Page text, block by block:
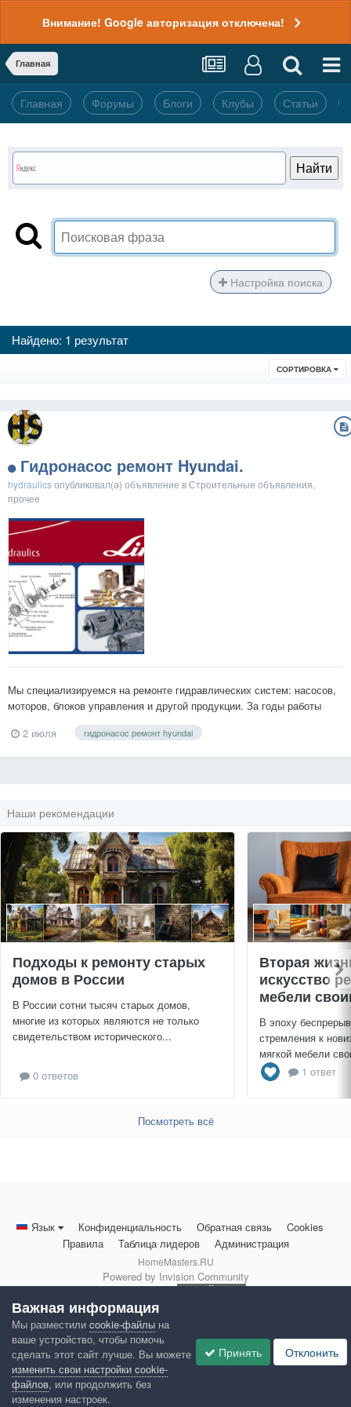
Внимание! Google авторизация отключена!
Главная
Главная Форумы Блоги Клубы Статьи
Настройка поиска
Найдено: 1 результат
СОРТИРОВКА
Гидронасос ремонт Hyundai.
hydraulicsопубликовал(а) объявление вСтроительные объявления,
прочее
Мы специализируемся на ремонте гидравлических систем: насосов,
моторов, блоков управления и другой продукции. За годы работы
освоена большая часть ассортимента ведущих производителей:
Linde, Terex, Caterpillar (Cat), Sauer-Danfoss, Fuchs, JCB, KPM,
2 июля гидронасос ремонт hyundai
Наши рекомендации
Подходы к ремонту старых
домов в России
В России сотни тысяч старых домов,
многие из которых являются не только
свидетельством исторического...
0 ответов
Вторая
искусство
мебели
В эпоху
стремления к
мягкой мебели
1 ответ
Посмотреть всё
Язык Конфиденциальность Обратная связь
Cookies
Правила
Таблица лидеров Администрация
HomeMasters.RU
Powered by Invision Community
Важная информация
Мы разместили cookie-файлы на
ваше устройство, чтобы помочь
сделать этот сайт лучше. Вы можете
изменить свои настройки cookie-
файлов, или продолжить без
изменения настроек.
Принять Отклонить